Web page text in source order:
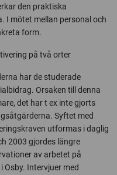
den praktiska
I mötet mellan personal och
form.
på två orter
har de studerade
Orsaken till denna
det har t ex inte gjorts
Syftet med
utformas i daglig
2003 gjordes längre
av arbetet på
Osby. Intervjuer med